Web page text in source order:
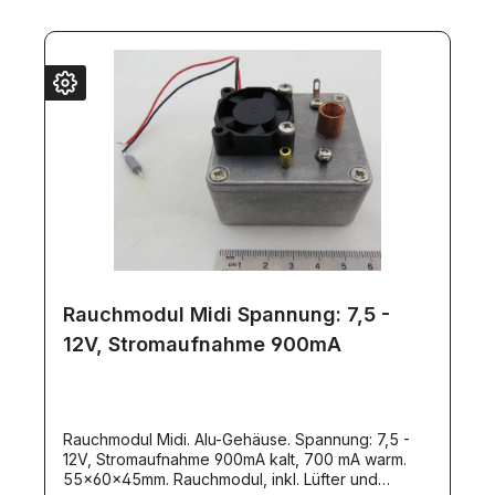
Artikel 13705.
Rauchmodul Midi Spannung: 7,5 -
12V, Stromaufnahme 900mA
Rauchmodul Midi. Alu-Gehäuse. Spannung: 7,5 -
12V, Stromaufnahme 900mA kalt, 700 mA warm.
55x60x45mm. Rauchmodul, inkl. Lüfter und